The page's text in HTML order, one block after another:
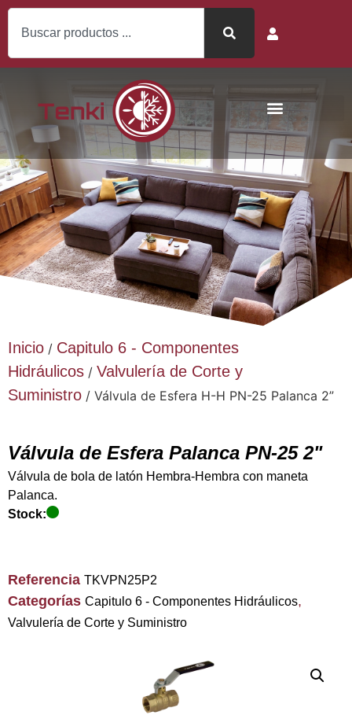
Inicio / Capitulo 6 - Componentes
Hidráulicos / Valvulería de Corte y
Suministro / Válvula de Esfera H-H PN-25 Palanca 2”
Válvula de Esfera Palanca PN-25 2"
Válvula de bola de latón Hembra-Hembra con maneta
Palanca.
Stock:
Referencia TKVPN25P2
Categorías Capitulo 6 - Componentes Hidráulicos,
Valvulería de Corte y Suministro